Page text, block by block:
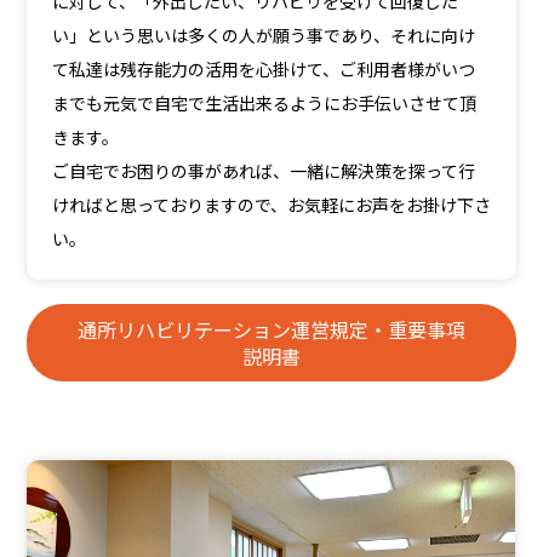
い」という思いは多くの人が願う事であり、それに向け
て私達は残存能力の活用を心掛けて、ご利用者様がいつ
までも元気で自宅で生活出来るようにお手伝いさせて頂
きます。
ご自宅でお困りの事があれば、一緒に解決策を探って行
ければと思っておりますので、お気軽にお声をお掛け下さ
い。
通所リハビリテーション運営規定・重要事項
説明書